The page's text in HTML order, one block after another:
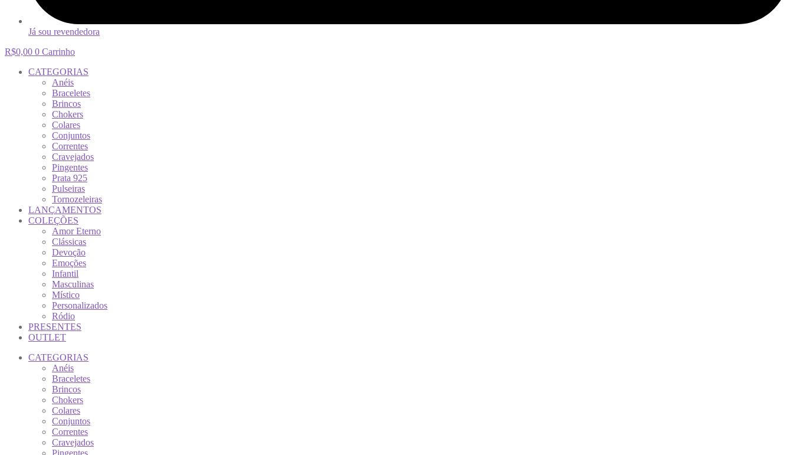
Já sou revendedora
R$0,00 0 Carrinho
CATEGORIAS
Anéis
Braceletes
Brincos
Chokers
Colares
Conjuntos
Correntes
Cravejados
Pingentes
Prata 925
Pulseiras
Tornozeleiras
LANÇAMENTOS
COLEÇÕES
Amor Eterno
Clássicas
Devoção
Emoções
Infantil
Masculinas
Místico
Personalizados
Ródio
PRESENTES
OUTLET
CATEGORIAS
Anéis
Braceletes
Brincos
Chokers
Colares
Conjuntos
Correntes
Cravejados
Pingentes